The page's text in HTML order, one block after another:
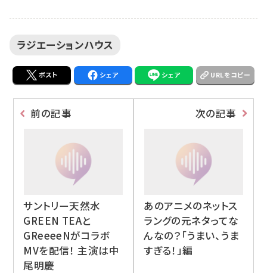
ラジエーションハウス
ポスト シェア シェア URLをコピー
前の記事
サントリー天然水
GREEN TEAと
GReeeeNがコラボ
MVを配信！ 主演は中
尾明慶
次の記事
あのアニメのネットス
ラングの元ネタってな
んなの？「うまい、うま
すぎる！」編